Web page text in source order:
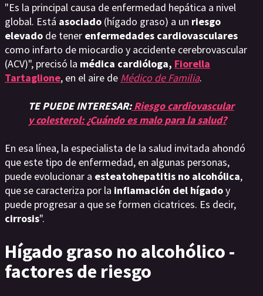
"Es la principal causa de enfermedad hepática a nivel
global. Está asociado (hígado graso) a un riesgo
elevado de tener enfermedades cardiovasculares
como infarto de miocardio y accidente cerebrovascular
(ACV)", precisó la médica cardióloga, Fiorella
Tartaglione, en el aire de Médico de Familia.
TE PUEDE INTERESAR:Riesgo cardiovascular
y colesterol: ¿Cuándo es malo para la salud?
En esa línea, la especialista de la salud invitada ahondó
que este tipo de enfermedad, en algunas personas,
puede evolucionar a esteatohepatitis no alcohólica,
que se caracteriza por la inflamación del hígadoy
puede progresar a que se formen cicatrices. Es decir,
cirrosis".
Hígado graso no alcohólico -
factores de riesgo